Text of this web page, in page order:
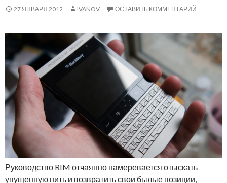
27 ЯНВАРЯ 2012 IVANOV ОСТАВИТЬ КОММЕНТАРИЙ
Руководство RIM отчаянно намеревается отыскать
упущенную нить и возвратить свои былые позиции,